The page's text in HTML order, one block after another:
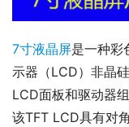
7寸液晶屏是一种彩
示器（LCD）非晶
LCD面板和驱动器
该TFT LCD具有对